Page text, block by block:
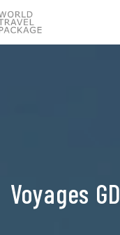
Voyages GD